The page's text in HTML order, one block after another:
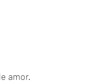
amor.